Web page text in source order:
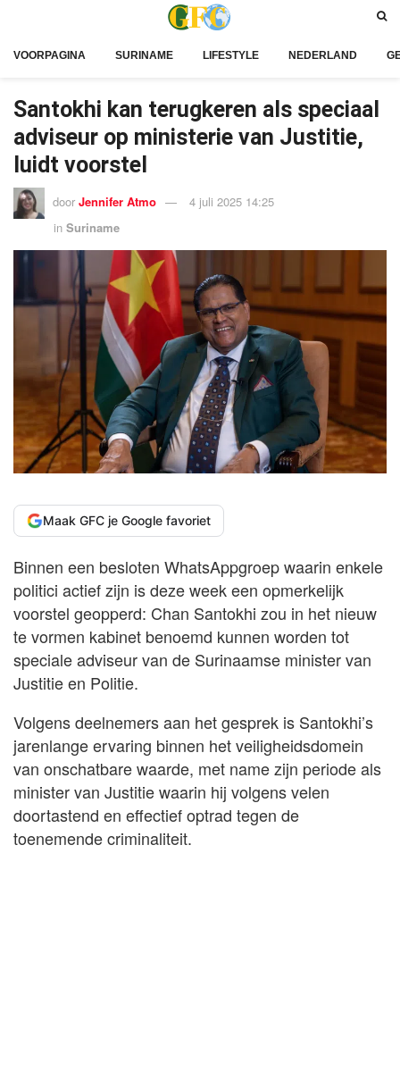
VOORPAGINA SURINAME LIFESTYLE NEDERLAND
Santokhi kan terugkeren als speciaal
adviseur op ministerie van Justitie,
luidt voorstel
door Jennifer Atmo
4 juli 2025 14:25
in Suriname
Maak GFC je Google favoriet
Binnen een besloten WhatsAppgroep waarin enkele
politici actief zijn is deze week een opmerkelijk
voorstel geopperd: Chan Santokhi zou in het nieuw
te vormen kabinet benoemd kunnen worden tot
speciale adviseur van de Surinaamse minister van
Justitie en Politie.
Volgens deelnemers aan het gesprek is Santokhi’s
jarenlange ervaring binnen het veiligheidsdomein
van onschatbare waarde, met name zijn periode als
minister van Justitie waarin hij volgens velen
doortastend en effectief optrad tegen de
toenemende criminaliteit.